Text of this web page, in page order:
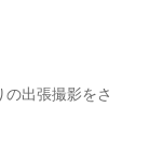
出張撮影をさ